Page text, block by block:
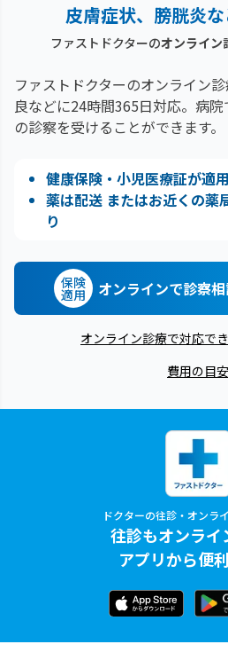
皮膚症状、膀胱炎
ファストドクターのオンライン
ファストドクターのオンライン
良などに24時間365日対応。 病院
の診察を受けることができます。
健康保険・小児医療証が適用
薬は配送 またはお近くの薬
り
保険
適用 オンラインで診察
オンライン診療で対応で
費用の目安
ドクターの往診・オンラ
往診もオンライ
アプリから便